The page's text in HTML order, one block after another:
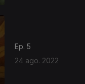
Ep. 5
24 ago. 2022